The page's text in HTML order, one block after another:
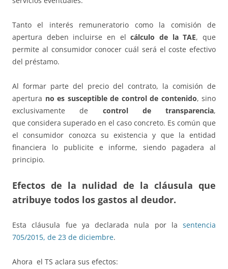
Tanto el interés remuneratorio como la comisión de
apertura deben incluirse en elcálculo de la TAE, que
permite al consumidor conocer cuál será el coste efectivo
del préstamo.
Al formar parte del precio del contrato, la comisión de
apertura no es susceptible de control de contenido, sino
exclusivamente de control de transparencia,
que considera superado en el caso concreto. Es común que
el consumidor conozca su existencia y que la entidad
financiera lo publicite e informe, siendo pagadera al
principio.
Efectos de la nulidad de la cláusula que
atribuye todos los gastos al deudor.
Esta cláusula fue ya declarada nula por la sentencia
705/2015, de 23 de diciembre.
Ahora el TS aclara sus efectos: